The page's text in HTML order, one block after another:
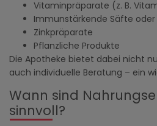
Vitaminpräparate (z. B.
Immunstärkende Säfte
Zinkpräparate
Pflanzliche Produkte
Die Apotheke bietet dabei nicht
auch individuelle Beratung – ein
Wann sind
sinnvoll?